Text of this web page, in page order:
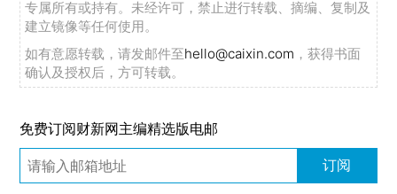
专属所有或持有。未经许可，禁止进行转载、摘编、复制及
建立镜像等任何使用。
如有意愿转载，请发邮件至hello@caixin.com ，获得书面
确认及授权后，方可转载。
免费订阅财新网主编精选版电邮
订阅